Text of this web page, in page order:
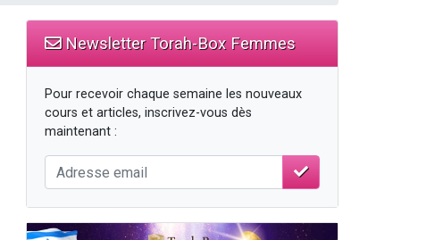
Newsletter Torah-Box Femmes
Pour recevoir chaque semaine les nouveaux
cours et articles, inscrivez-vous dès
maintenant :